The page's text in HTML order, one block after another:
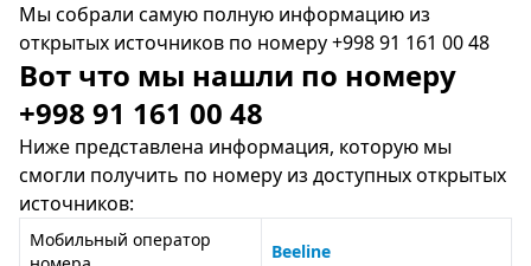
Мы собрали самую полную информацию из
открытых источников по номеру +998 91 161 00 48
Вот что мы нашли по номеру
+998 91 161 00 48
Ниже представлена информация, которую мы
смогли получить по номеру из доступных открытых
источников:
Мобильный оператор
Beeline